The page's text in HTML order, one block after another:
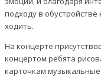
подходу в
ходить.
На концерте
концертом ребята
карточкам